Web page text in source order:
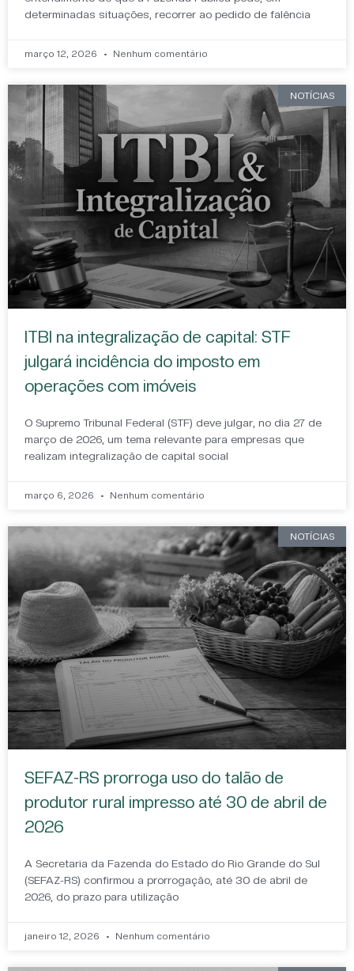
determinadas situações, recorrer ao pedido de falência
março 12, 2026 Nenhum comentário
NOTÍCIAS
ITBI na integralização de capital: STF
julgará incidência do imposto em
operações com imóveis
O Supremo Tribunal Federal (STF) deve julgar, no dia 27 de
março de 2026, um tema relevante para empresas que
realizam integralização de capital social
março 6, 2026 Nenhum comentário
NOTÍCIAS
SEFAZ-RS prorroga uso do talão de
produtor rural impresso até 30 de abril de
2026
A Secretaria da Fazenda do Estado do Rio Grande do Sul
(SEFAZ-RS) confirmou a prorrogação, até 30 de abril de
2026, do prazo para utilização
janeiro 12, 2026 Nenhum comentário